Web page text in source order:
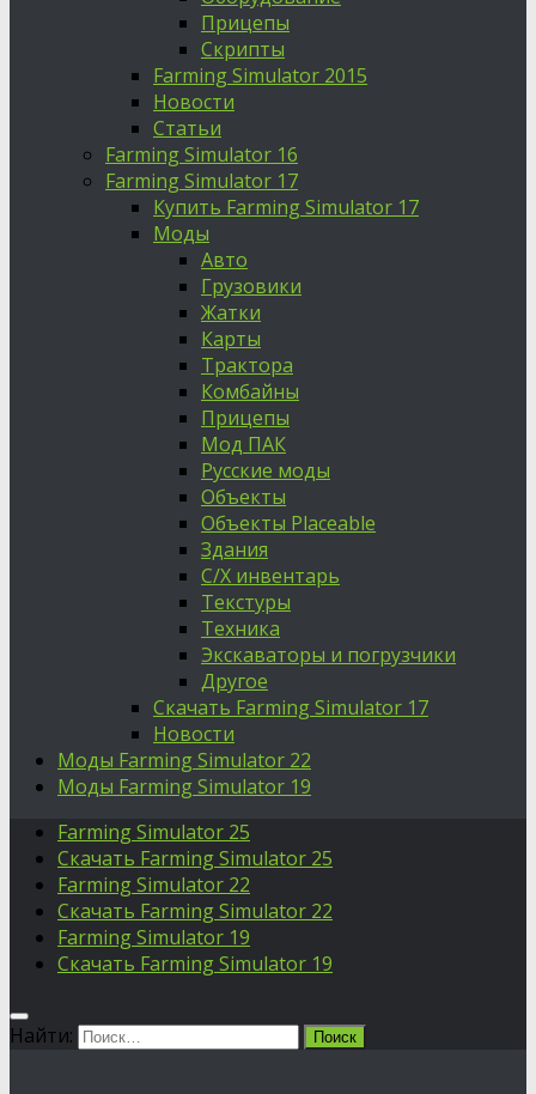
Прицепы
Скрипты
Farming Simulator 2015
Новости
Статьи
Farming Simulator 16
Farming Simulator 17
Купить Farming Simulator 17
Моды
Авто
Грузовики
Жатки
Карты
Трактора
Комбайны
Прицепы
Мод ПАК
Русские моды
Объекты
Объекты Placeable
Здания
С/Х инвентарь
Текстуры
Техника
Экскаваторы и погрузчики
Другое
Скачать Farming Simulator 17
Новости
Моды Farming Simulator 22
Моды Farming Simulator 19
Farming Simulator 25
Скачать Farming Simulator 25
Farming Simulator 22
Скачать Farming Simulator 22
Farming Simulator 19
Скачать Farming Simulator 19
Найти: